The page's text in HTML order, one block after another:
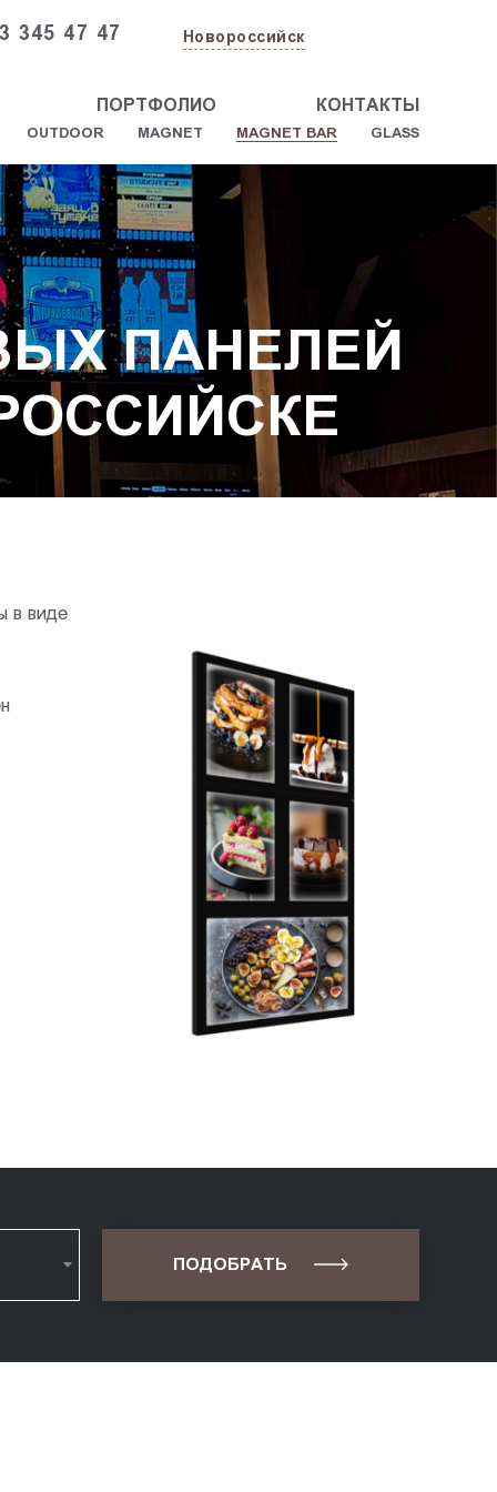
345 47 47 Новороссийск
ПОРТФОЛИО КОНТАКТЫ
OUTDOOR MAGNET MAGNET BAR GLASS
ПАНЕЛЕЙ
в виде
ПОДОБРАТЬ